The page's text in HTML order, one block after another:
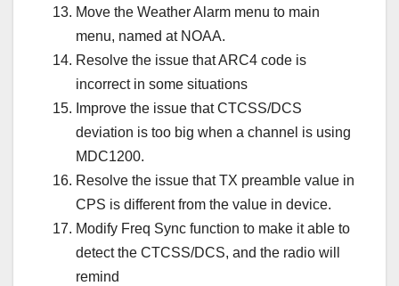
Move the Weather Alarm menu to main
menu, named at NOAA.
Resolve the issue that ARC4 code is
incorrect in some situations
Improve the issue that CTCSS/DCS
deviation is too big when a channel is using
MDC1200.
Resolve the issue that TX preamble value in
CPS is different from the value in device.
Modify Freq Sync function to make it able to
detect the CTCSS/DCS, and the radio will
remind